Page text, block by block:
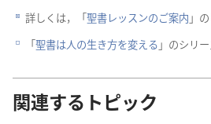
d 詳しくは，「聖書レッスンのご案内 」
e 「聖書は人の生き方を変える 」のシリ
関連するトピック